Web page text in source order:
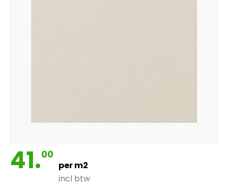
41.00
per m2
incl btw